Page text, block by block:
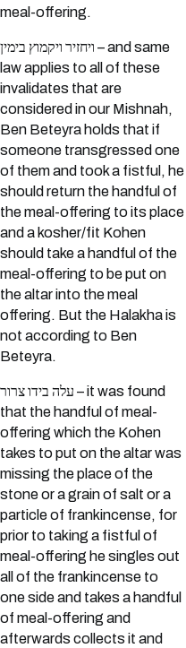
meal-offering.
ויחזיר ויקמוץ בימין – and same
law applies to all of these
invalidates that are
considered in our Mishnah,
Ben Beteyra holds that if
someone transgressed one
of them and took a fistful, he
should return the handful of
the meal-offering to its place
and a kosher/fit Kohen
should take a handful of the
meal-offering to be put on
the altar into the meal
offering. But the Halakha is
not according to Ben
Beteyra.
עלה בידו צרור – it was found
that the handful of meal-
offering which the Kohen
takes to put on the altar was
missing the place of the
stone or a grain of salt or a
particle of frankincense, for
prior to taking a fistful of
meal-offering he singles out
all of the frankincense to
one side and takes a handful
of meal-offering and
afterwards collects it and